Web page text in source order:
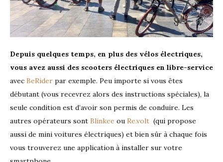
Depuis quelques temps, en plus des vélos électriques,
vous avez aussi des scooters électriques en libre-service
avec BeRider par exemple. Peu importe si vous êtes
débutant (vous recevrez alors des instructions spéciales), la
seule condition est d’avoir son permis de conduire. Les
autres opérateurs sont Blinkee ou Re.volt (qui propose
aussi de mini voitures électriques) et bien sûr à chaque fois
vous trouverez une application à installer sur votre